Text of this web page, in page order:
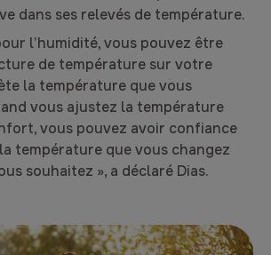
dans ses relevés de température.
l’humidité, vous pouvez être
de température sur votre
la température que vous
vous ajustez la température
vous pouvez avoir confiance
température que vous changez
souhaitez », a déclaré Dias.